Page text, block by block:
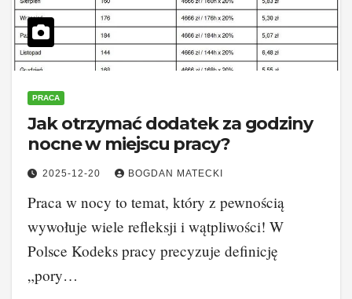
PRACA
Jak otrzymać dodatek za godziny
nocne w miejscu pracy?
2025-12-20 BOGDAN MATECKI
Praca w nocy to temat, który z pewnością
wywołuje wiele refleksji i wątpliwości! W
Polsce Kodeks pracy precyzuje definicję
„pory…